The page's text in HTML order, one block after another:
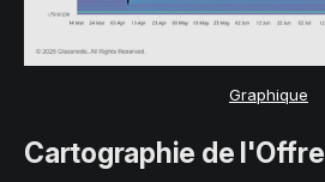
Graphique
Cartographie de l'Offre